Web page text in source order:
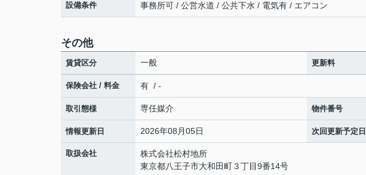
設備条件 事務所可 / 公営水道 / 公共下水 / 電気有 / エアコン
その他
賃貸区分 一般 更新料
保険会社 / 料金 有 / -
取引態様 専任媒介 物件番号
情報更新日 2026年08月05日 次回更新予定日
取扱会社
株式会社松村地所
東京都八王子市大和田町３丁目9番14号